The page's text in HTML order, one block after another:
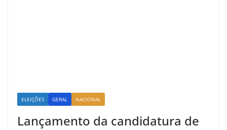
ELEIÇÕES GERAL NACIONAL
Lançamento da candidatura de